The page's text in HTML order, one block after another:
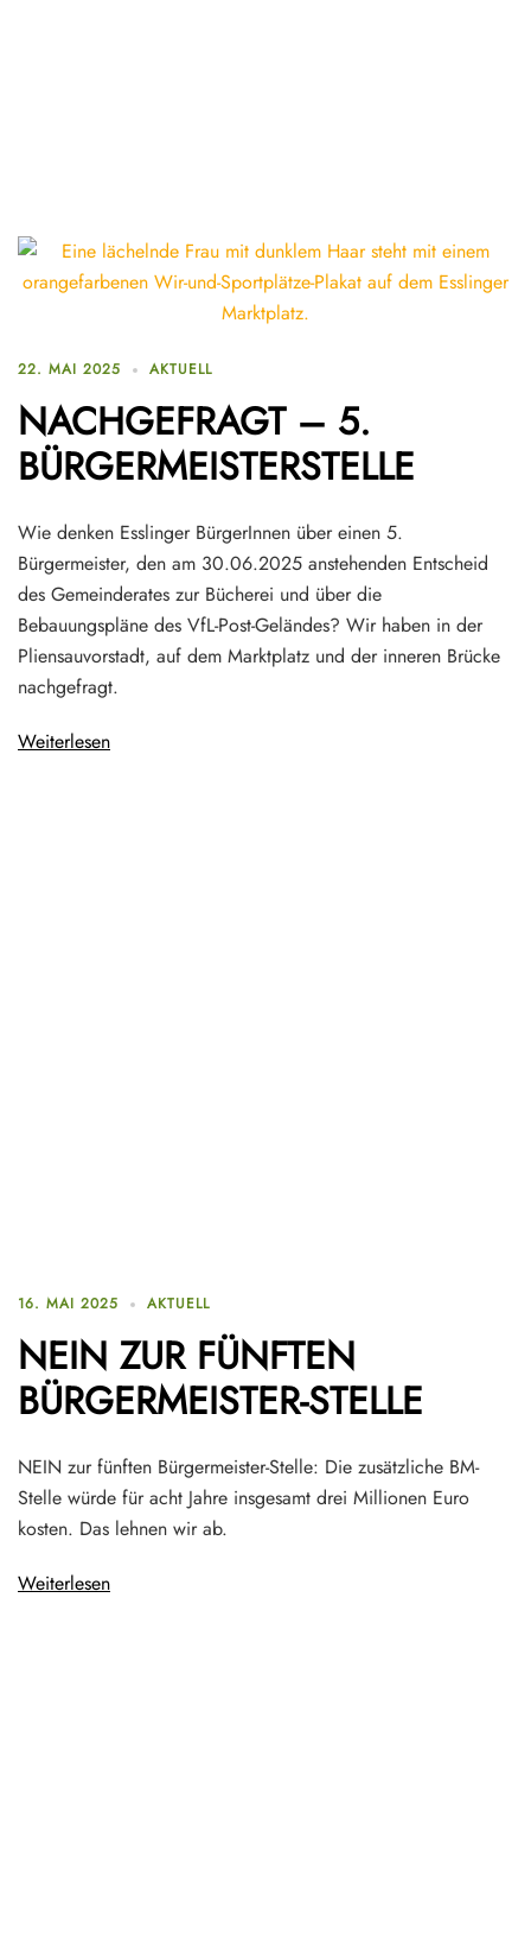
22. MAI 2025 AKTUELL
NACHGEFRAGT – 5.
BÜRGERMEISTERSTELLE
Wie denken Esslinger BürgerInnen über einen 5.
Bürgermeister, den am 30.06.2025 anstehenden Entscheid
des Gemeinderates zur Bücherei und über die
Bebauungspläne des VfL-Post-Geländes? Wir haben in der
Pliensauvorstadt, auf dem Marktplatz und der inneren Brücke
nachgefragt.
Weiterlesen
16. MAI 2025 AKTUELL
NEIN ZUR FÜNFTEN
BÜRGERMEISTER-STELLE
NEIN zur fünften Bürgermeister-Stelle: Die zusätzliche BM-
Stelle würde für acht Jahre insgesamt drei Millionen Euro
kosten. Das lehnen wir ab.
Weiterlesen